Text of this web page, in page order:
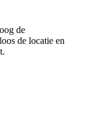
de
de locatie en